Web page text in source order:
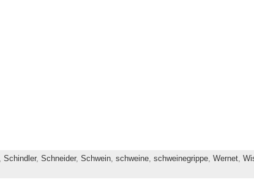
Schindler, Schneider, Schwein, schweine, schweinegrippe, Wernet,